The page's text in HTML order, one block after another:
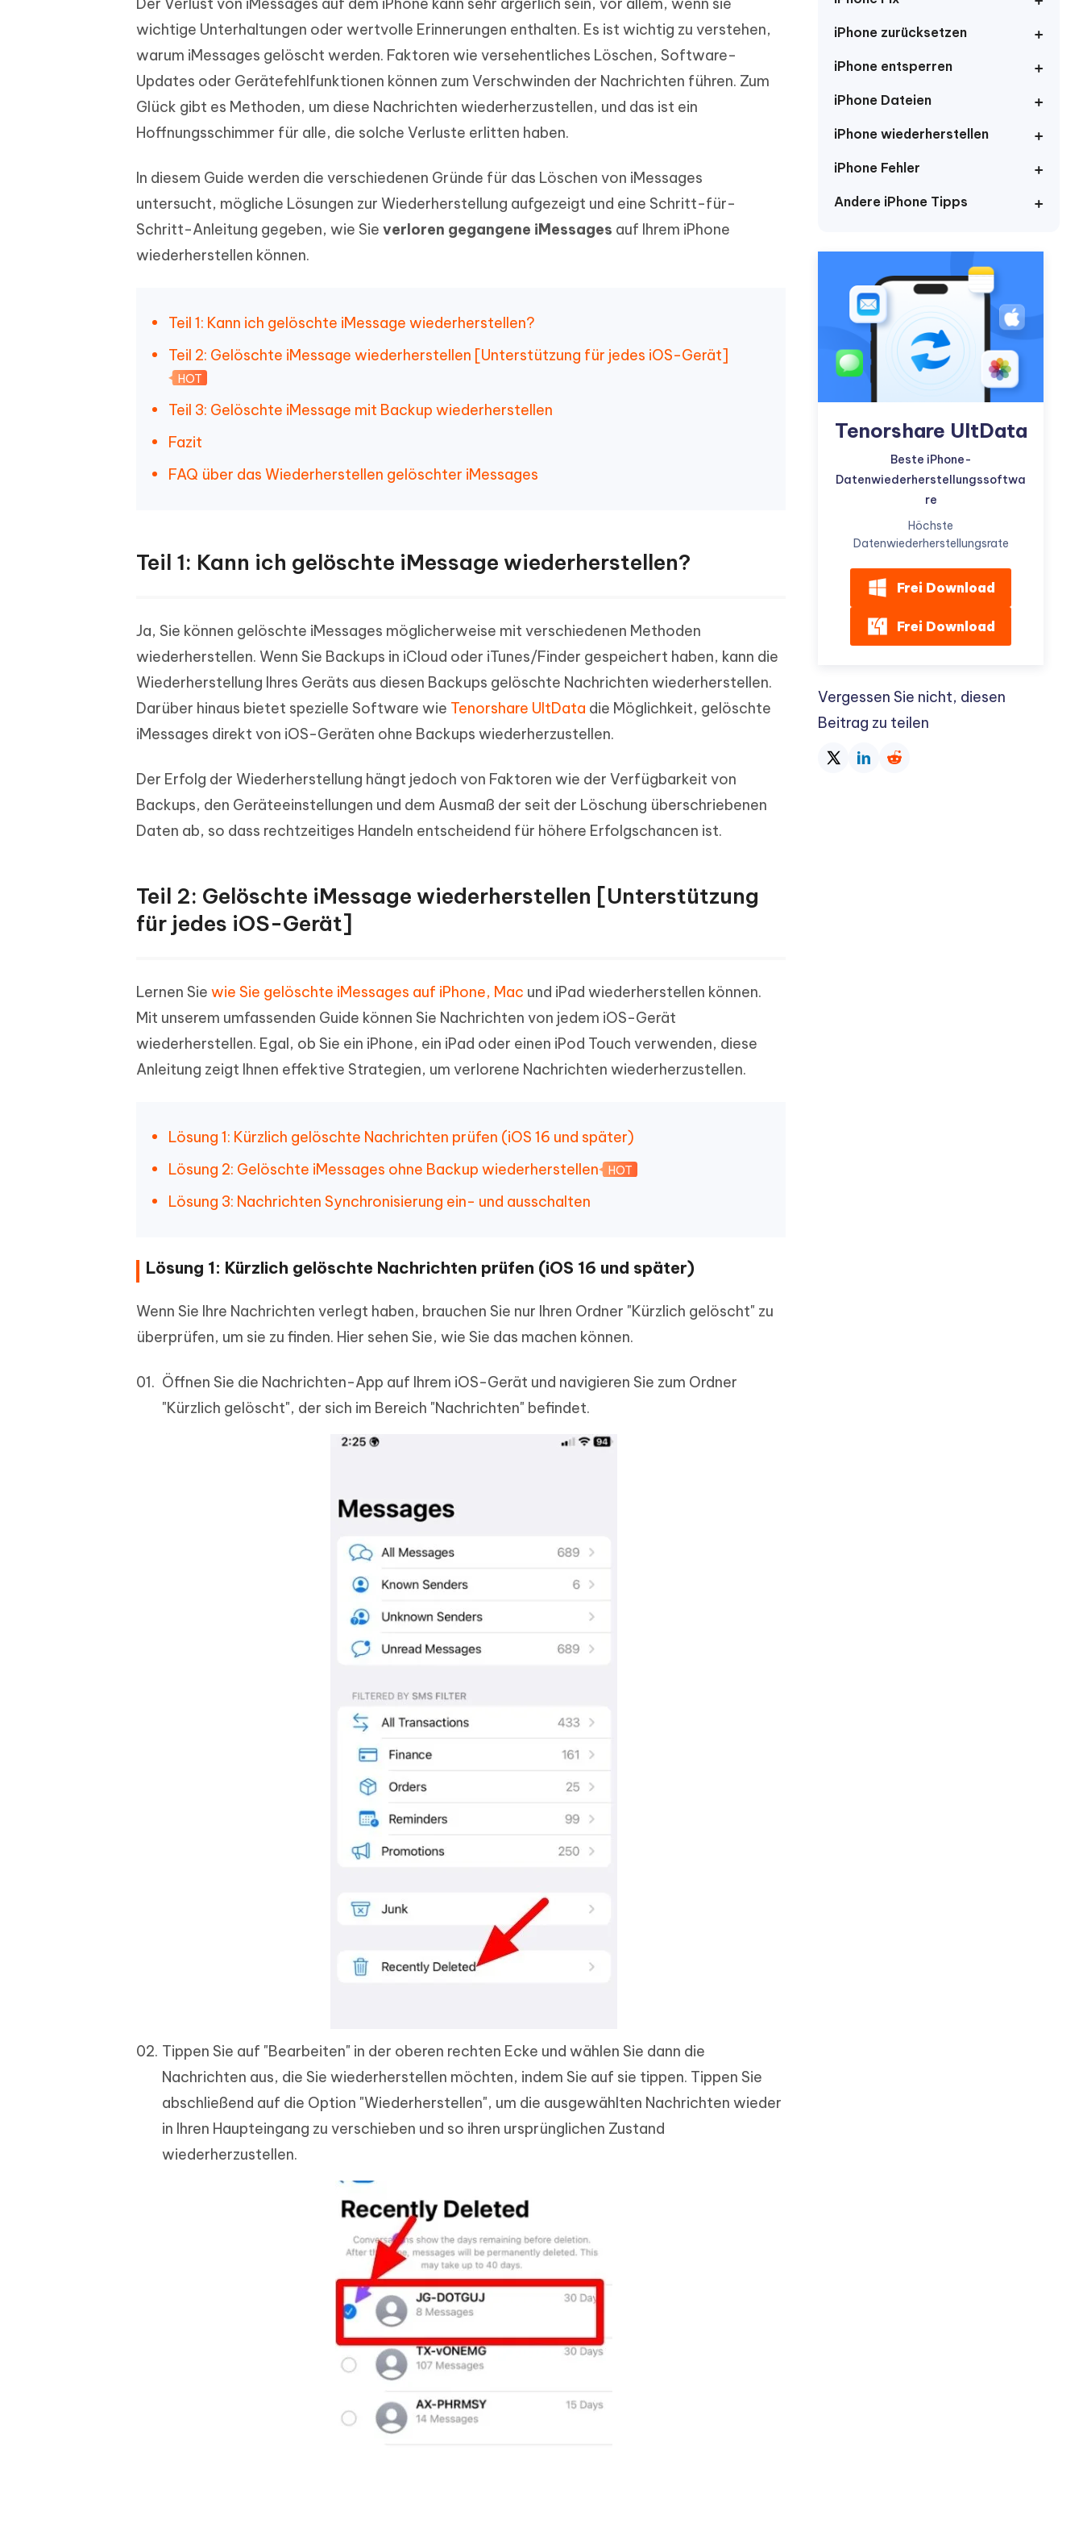
4DDiG - Windows Daten Retten
Update
wiederherstellen
4DDiG - Mac Daten
Gelöschte Dateien auf Mac
wiederherstellen
iPhone Standort ohne PC ändern
Neu
Android Standort ohne PC ändern
Whatsapp Chat übertragen
Android/iPhone
UltData for Android APP
Mehr Nützliche Tipps
PDF Dokumente mit KI zusammenfassen
Tenorshare KI Writer
schreiben
KI-generierte Präsentationen in
Sekunden
Hot
KI Inhalte in menschenähnliche Inhalte
umwandeln
Kostenloses KI Tool zur Fotobearbeitung
Jetzt Ansehen
wichtige Unterhaltungen oder wertvolle Erinnerungen enthalten. Es ist wichtig zu verstehen,
warum iMessages gelöscht werden. Faktoren wie versehentliches Löschen, Software-
Updates oder Gerätefehlfunktionen können zum Verschwinden der Nachrichten führen. Zum
Glück gibt es Methoden, um diese Nachrichten wiederherzustellen, und das ist ein
Hoffnungsschimmer für alle, die solche Verluste erlitten haben.
In diesem Guide werden die verschiedenen Gründe für das Löschen von iMessages
untersucht, mögliche Lösungen zur Wiederherstellung aufgezeigt und eine Schritt-für-
Schritt-Anleitung gegeben, wie Sie verloren gegangene iMessages auf Ihrem iPhone
wiederherstellen können.
Teil 1: Kann ich gelöschte iMessage wiederherstellen?
Teil 2: Gelöschte iMessage wiederherstellen [Unterstützung für jedes iOS-Gerät]
HOT
Teil 3: Gelöschte iMessage mit Backup wiederherstellen
Fazit
FAQ über das Wiederherstellen gelöschter iMessages
Teil 1: Kann ich gelöschte iMessage wiederherstellen?
Ja, Sie können gelöschte iMessages möglicherweise mit verschiedenen Methoden
wiederherstellen. Wenn Sie Backups in iCloud oder iTunes/Finder gespeichert haben, kann die
Wiederherstellung Ihres Geräts aus diesen Backups gelöschte Nachrichten wiederherstellen.
Darüber hinaus bietet spezielle Software wie Tenorshare UltData die Möglichkeit, gelöschte
iMessages direkt von iOS-Geräten ohne Backups wiederherzustellen.
Der Erfolg der Wiederherstellung hängt jedoch von Faktoren wie der Verfügbarkeit von
Backups, den Geräteeinstellungen und dem Ausmaß der seit der Löschung überschriebenen
Daten ab, so dass rechtzeitiges Handeln entscheidend für höhere Erfolgschancen ist.
Teil 2: Gelöschte iMessage wiederherstellen [Unterstützung
für jedes iOS-Gerät]
Lernen Sie wie Sie gelöschte iMessages auf iPhone, Mac und iPad wiederherstellen können.
Mit unserem umfassenden Guide können Sie Nachrichten von jedem iOS-Gerät
wiederherstellen. Egal, ob Sie ein iPhone, ein iPad oder einen iPod Touch verwenden, diese
Anleitung zeigt Ihnen effektive Strategien, um verlorene Nachrichten wiederherzustellen.
Lösung 1: Kürzlich gelöschte Nachrichten prüfen (iOS 16 und später)
Lösung 2: Gelöschte iMessages ohne Backup wiederherstellen
HOT
Lösung 3: Nachrichten Synchronisierung ein- und ausschalten
Lösung 1: Kürzlich gelöschte Nachrichten prüfen (iOS 16 und später)
Wenn Sie Ihre Nachrichten verlegt haben, brauchen Sie nur Ihren Ordner "Kürzlich gelöscht" zu
überprüfen, um sie zu finden. Hier sehen Sie, wie Sie das machen können.
Öffnen Sie die Nachrichten-App auf Ihrem iOS-Gerät und navigieren Sie zum Ordner
"Kürzlich gelöscht", der sich im Bereich "Nachrichten" befindet.
Tippen Sie auf "Bearbeiten" in der oberen rechten Ecke und wählen Sie dann die
Nachrichten aus, die Sie wiederherstellen möchten, indem Sie auf sie tippen. Tippen Sie
abschließend auf die Option "Wiederherstellen", um die ausgewählten Nachrichten wieder
in Ihren Haupteingang zu verschieben und so ihren ursprünglichen Zustand
wiederherzustellen.
iPhone zurücksetzen
iPhone entsperren
iPhone Dateien
iPhone wiederherstellen
iPhone Fehler
Andere iPhone Tipps
Tenorshare UltData
Beste iPhone-
Datenwiederherstellungssoftwa
re
Höchste
Datenwiederherstellungsrate
Frei Download
Frei Download
Vergessen Sie nicht, diesen
Beitrag zu teilen